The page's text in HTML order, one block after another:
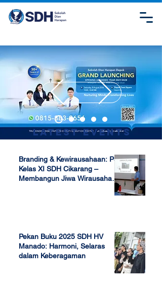
Latest Events
Branding & Kewirausahaan: P5
Kelas XI SDH Cikarang –
Membangun Jiwa Wirausaha
Pekan Buku 2025 SDH HV
Manado: Harmoni, Selaras
dalam Keberagaman